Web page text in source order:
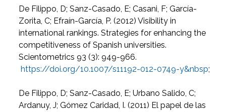
De Filippo, D; Sanz-Casado, E; Casani, F; García-
Zorita, C; Efraín-García, P. (2012) Visibility in
international rankings. Strategies for enhancing the
competitiveness of Spanish universities.
Scientometrics 93 (3): 949-966.
https://doi.org/10.1007/s11192-012-0749-y&nbsp;
De Filippo, D; Sanz-Casado, E; Urbano Salido, C;
Ardanuy, J; Gómez Caridad, I. (2011) El papel de las